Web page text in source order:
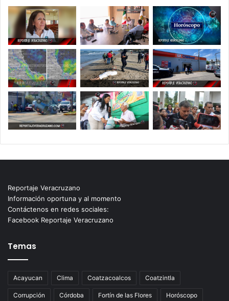
Reportaje Veracruzano
Información oportuna y al momento
Contáctenos en redes sociales:
Facebook Reportaje Veracruzano
Temas
Acayucan Clima Coatzacoalcos Coatzintla
Corrupción Córdoba Fortín de las Flores Horóscopo